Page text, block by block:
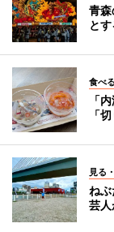
青
と
食べる
「
「
見る
ね
芸